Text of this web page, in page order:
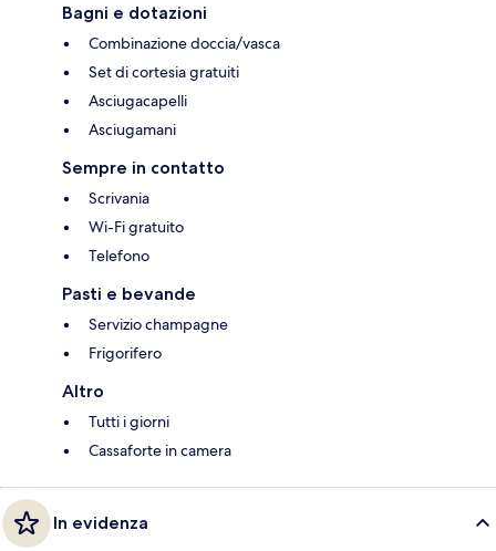
Bagni e dotazioni
Combinazione doccia/vasca
Set di cortesia gratuiti
Asciugacapelli
Asciugamani
Sempre in contatto
Scrivania
Wi-Fi gratuito
Telefono
Pasti e bevande
Servizio champagne
Frigorifero
Altro
Tutti i giorni
Cassaforte in camera
In evidenza